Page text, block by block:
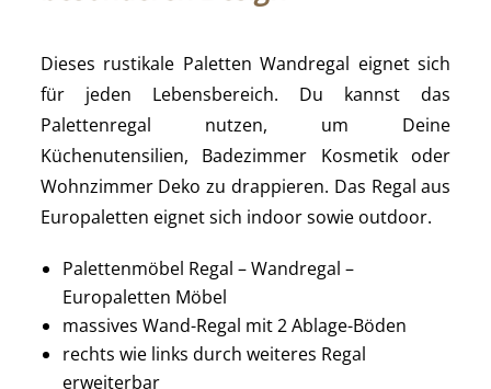
Dieses rustikale Paletten Wandregal eignet sich
für jeden Lebensbereich. Du kannst das
Palettenregal nutzen, um Deine
Küchenutensilien, Badezimmer Kosmetik oder
Wohnzimmer Deko zu drappieren. Das Regal aus
Europaletten eignet sich indoor sowie outdoor.
Palettenmöbel Regal – Wandregal –
Europaletten Möbel
massives Wand-Regal mit 2 Ablage-Böden
rechts wie links durch weiteres Regal
erweiterbar